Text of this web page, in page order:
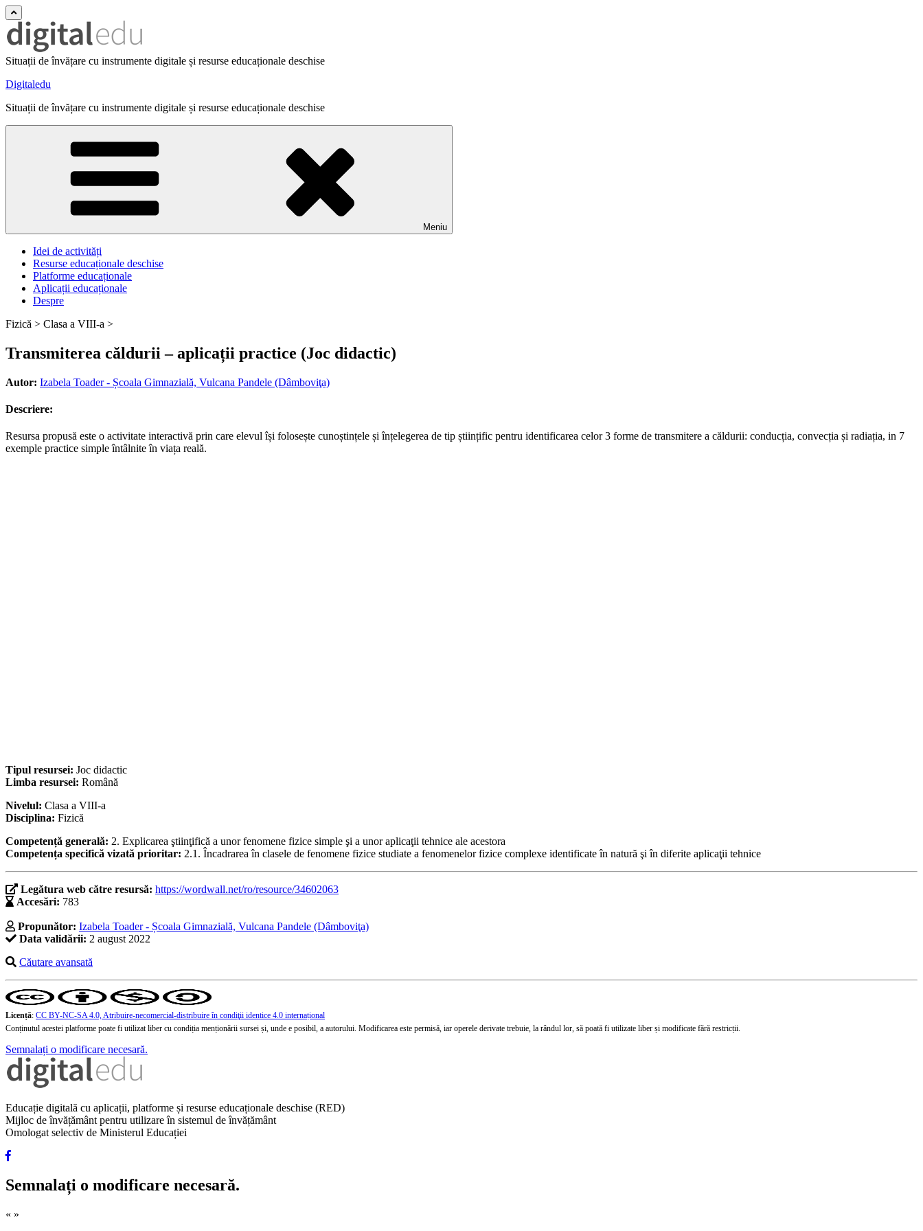
Situații de învățare cu instrumente digitale și resurse educaționale deschise
Digitaledu
Situații de învățare cu instrumente digitale și resurse educaționale deschise
Meniu
Idei de activități
Resurse educaționale deschise
Platforme educaționale
Aplicații educaționale
Despre
Fizică > Clasa a VIII-a >
Transmiterea căldurii – aplicații practice (Joc didactic)
Autor: Izabela Toader - Școala Gimnazială, Vulcana Pandele (Dâmboviţa)
Descriere:
Resursa propusă este o activitate interactivă prin care elevul își folosește cunoștințele și înțelegerea de tip științific pentru identificarea celor 3 forme de transmitere a căldurii: conducția, convecția și radiația, in 7
exemple practice simple întâlnite în viața reală.
Tipul resursei: Joc didactic
Limba resursei: Română
Nivelul: Clasa a VIII-a
Disciplina: Fizică
Competență generală: 2. Explicarea ştiinţifică a unor fenomene fizice simple şi a unor aplicaţii tehnice ale acestora
Competența specifică vizată prioritar: 2.1. Încadrarea în clasele de fenomene fizice studiate a fenomenelor fizice complexe identificate în natură şi în diferite aplicaţii tehnice
Legătura web către resursă: https://wordwall.net/ro/resource/34602063
Accesări: 783
Propunător: Izabela Toader - Școala Gimnazială, Vulcana Pandele (Dâmboviţa)
Data validării: 2 august 2022
Căutare avansată
Licență: CC BY-NC-SA 4.0, Atribuire-necomercial-distribuire în condiţii identice 4.0 internațional
Conținutul acestei platforme poate fi utilizat liber cu condiția menționării sursei și, unde e posibil, a autorului. Modificarea este permisă, iar operele derivate trebuie, la rândul lor, să poată fi utilizate liber și modificate fără restricții.
Semnalați o modificare necesară.
Educație digitală cu aplicații, platforme și resurse educaționale deschise (RED)
Mijloc de învățământ pentru utilizare în sistemul de învățământ
Omologat selectiv de Ministerul Educației
Semnalați o modificare necesară.
« »